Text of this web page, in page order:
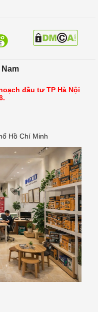
đầu tư TP Hà Nội
Hồ Chí Minh